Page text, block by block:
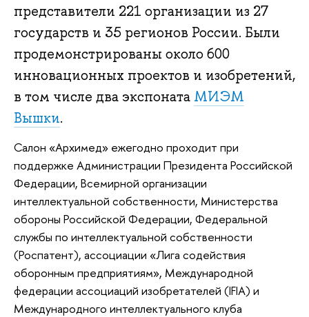
представители 221 организации из 27
государств и 35 регионов России. Были
продемонстрированы около 600
инновационных проектов и изобретений,
в том числе два экспоната МИЭМ
Вышки.
Салон «Архимед» ежегодно проходит при
поддержке Администрации Президента Российской
Федерации, Всемирной организации
интеллектуальной собственности, Министерства
обороны Российской Федерации, Федеральной
службы по интеллектуальной собственности
(Роспатент), ассоциации «Лига содействия
оборонным предприятиям», Международной
федерации ассоциаций изобретателей (IFIA) и
Международного интеллектуального клуба